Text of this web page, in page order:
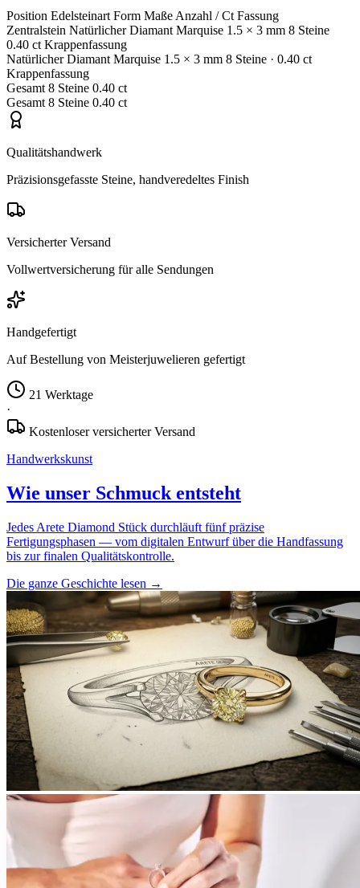
Position Edelsteinart Form Maße Anzahl / Ct Fassung
Zentralstein Natürlicher Diamant Marquise 1.5 × 3 mm 8 Steine
0.40 ct Krappenfassung
Natürlicher Diamant Marquise 1.5 × 3 mm 8 Steine · 0.40 ct
Krappenfassung
Gesamt 8 Steine 0.40 ct
Gesamt 8 Steine 0.40 ct
Qualitätshandwerk
Präzisionsgefasste Steine, handveredeltes Finish
Versicherter Versand
Vollwertversicherung für alle Sendungen
Handgefertigt
Auf Bestellung von Meisterjuwelieren gefertigt
21 Werktage
·
Kostenloser versicherter Versand
Handwerkskunst
Wie unser Schmuck entsteht
Jedes Arete Diamond Stück durchläuft fünf präzise
Fertigungsphasen — vom digitalen Entwurf über die Handfassung
bis zur finalen Qualitätskontrolle.
Die ganze Geschichte lesen →